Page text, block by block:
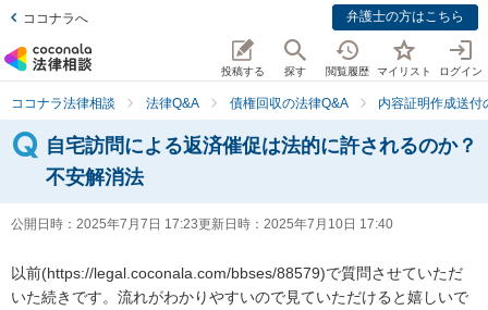
ココナラへ 弁護士の方はこちら
投稿する 探す 閲覧履歴 マイリスト ログイン
ココナラ法律相談 法律Q&A 債権回収の法律Q&A 内容証明作成送付
自宅訪問による返済催促は法的に許されるのか？
不安解消法
公開日時： 2025年7月7日 17:23更新日時： 2025年7月10日 17:40
以前(https://legal.coconala.com/bbses/88579)で質問させていただ
いた続きです。流れがわかりやすいので見ていただけると嬉しいで